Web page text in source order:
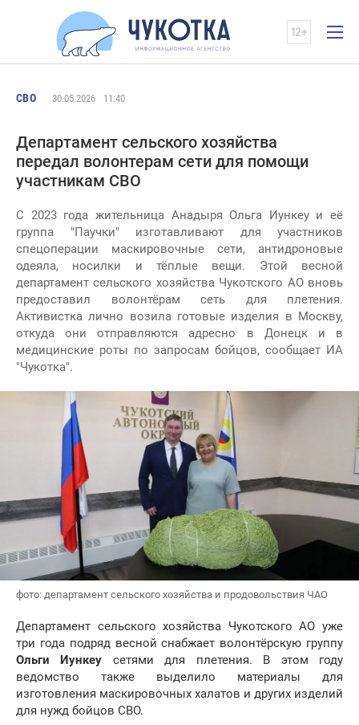
СВО 30.05.2026 11:40
Департамент сельского хозяйства
передал волонтерам сети для помощи
участникам СВО
С 2023 года жительница Анадыря Ольга Иункеу и её
группа "Паучки" изготавливают для участников
спецоперации маскировочные сети, антидроновые
одеяла, носилки и тёплые вещи. Этой весной
департамент сельского хозяйства Чукотского АО вновь
предоставил волонтёрам сеть для плетения.
Активистка лично возила готовые изделия в Москву,
откуда они отправляются адресно в Донецк и в
медицинские роты по запросам бойцов, сообщает ИА
"Чукотка".
фото: департамент сельского хозяйства и продовольствия ЧАО
Департамент сельского хозяйства Чукотского АО уже
три года подряд весной снабжает волонтёрскую группу
Ольги Иункеу сетями для плетения. В этом году
ведомство также выделило материалы для
изготовления маскировочных халатов и других изделий
для нужд бойцов СВО.